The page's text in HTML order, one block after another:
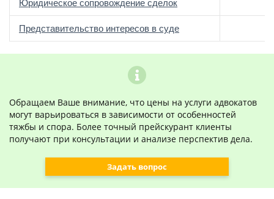
Юридическое сопровождение сделок
Представительство интересов в суде
Обращаем Ваше внимание, что цены на услуги адвокатов
могут варьироваться в зависимости от особенностей
тяжбы и спора. Более точный прейскурант клиенты
получают при консультации и анализе перспектив дела.
Задать вопрос